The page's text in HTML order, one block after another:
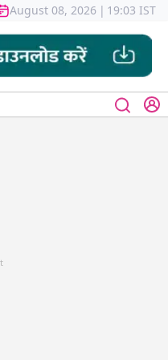
August 08, 2026 | 19:03 IST